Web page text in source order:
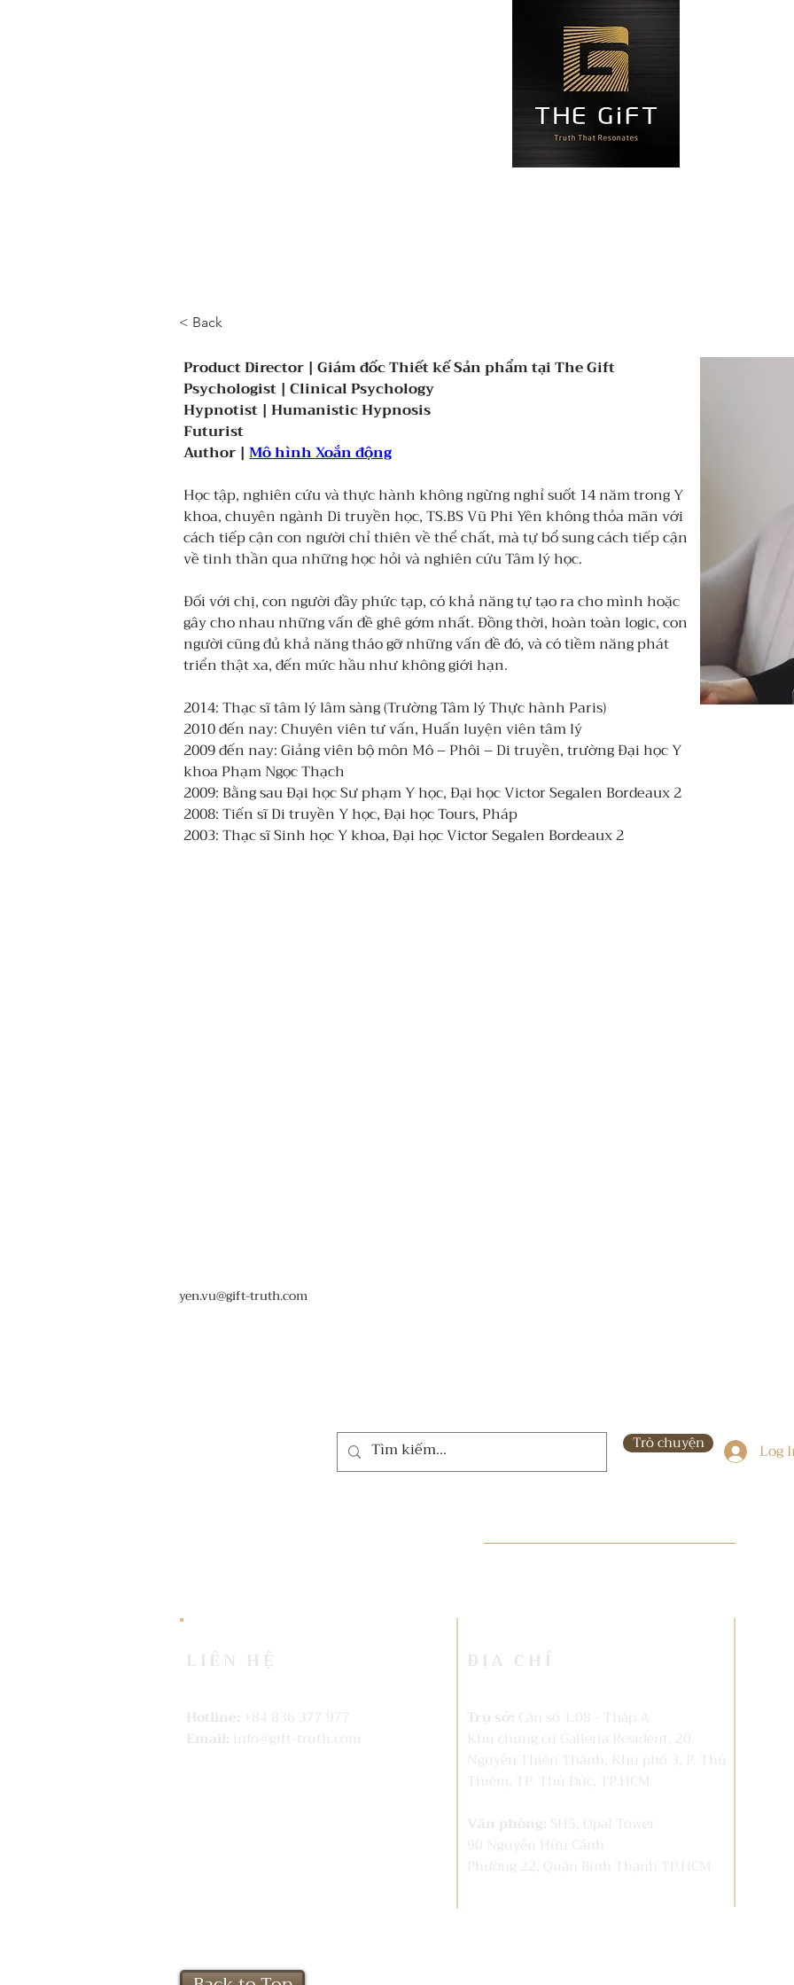
< Back
Product Director | Giám đốc Thiết kế Sản phẩm tại The Gift
Psychologist | Clinical Psychology
Hypnotist | Humanistic Hypnosis
Futurist
Author | Mô hình Xoắn động
Học tập, nghiên cứu và thực hành không ngừng nghỉ suốt 14 năm trong Y
khoa, chuyên ngành Di truyền học, TS.BS Vũ Phi Yên không thỏa mãn với
cách tiếp cận con người chỉ thiên về thể chất, mà tự bổ sung cách tiếp cận
về tinh thần qua những học hỏi và nghiên cứu Tâm lý học.
Đối với chị, con người đầy phức tạp, có khả năng tự tạo ra cho mình hoặc
gây cho nhau những vấn đề ghê gớm nhất. Đồng thời, hoàn toàn logic, con
người cũng đủ khả năng tháo gỡ những vấn đề đó, và có tiềm năng phát
triển thật xa, đến mức hầu như không giới hạn.
2014: Thạc sĩ tâm lý lâm sàng (Trường Tâm lý Thực hành Paris)
2010 đến nay: Chuyên viên tư vấn, Huấn luyện viên tâm lý
2009 đến nay: Giảng viên bộ môn Mô – Phôi – Di truyền, trường Đại học Y
khoa Phạm Ngọc Thạch
2009: Bằng sau Đại học Sư phạm Y học, Đại học Victor Segalen Bordeaux 2
2008: Tiến sĩ Di truyền Y học, Đại học Tours, Pháp
2003: Thạc sĩ Sinh học Y khoa, Đại học Victor Segalen Bordeaux 2
yen.vu@gift-truth.com
Trò chuyện Log
LIÊN HỆ ĐỊA CHỈ
Hotline: +84 836 377 977
Email: info@gift-truth.com
Trụ sở: Căn số 1.08 - Tháp A
Khu chung cư Galleria Resident, 20
Nguyễn Thiện Thành, Khu phố 3, P. Thủ
Thiêm,
TP. Thủ Đức, TP.HCM
Văn phòng: SH5, Opal Tower
90 Nguyễn Hữu Cảnh
Phường 22, Quận Bình Thạnh TP.HCM